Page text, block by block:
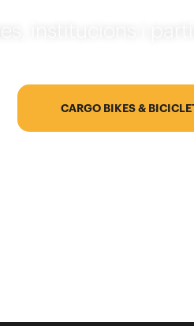
CARGO BIKES &